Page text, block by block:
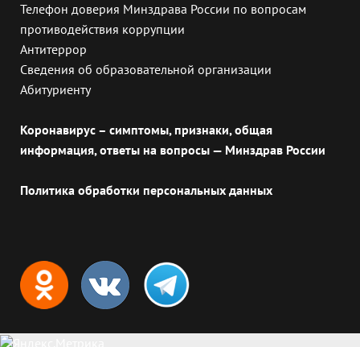
Телефон доверия Минздрава России по вопросам
противодействия коррупции
Антитеррор
Сведения об образовательной организации
Абитуриенту
Коронавирус – симптомы, признаки, общая
информация, ответы на вопросы — Минздрав России
Политика обработки персональных данных